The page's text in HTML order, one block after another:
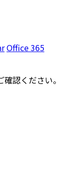
Office 365
認ください。